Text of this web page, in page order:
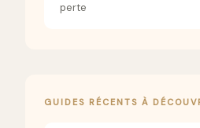
perte
GUIDES RÉCENTS À